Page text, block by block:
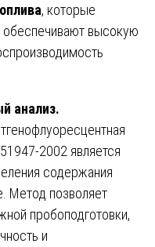
, которые
обеспечивают высокую
анализ.
2002 является
содержания
Метод позволяет
пробоподготовки,
и